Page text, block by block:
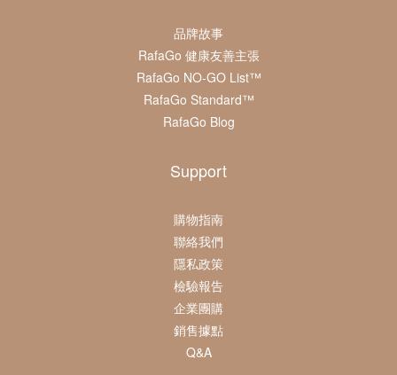
品牌故事
RafaGo 健康友善主張
RafaGo NO-GO List™
RafaGo Standard™
RafaGo Blog
Support
購物指南
聯絡我們
隱私政策
檢驗報告
企業團購
銷售據點
Q&A